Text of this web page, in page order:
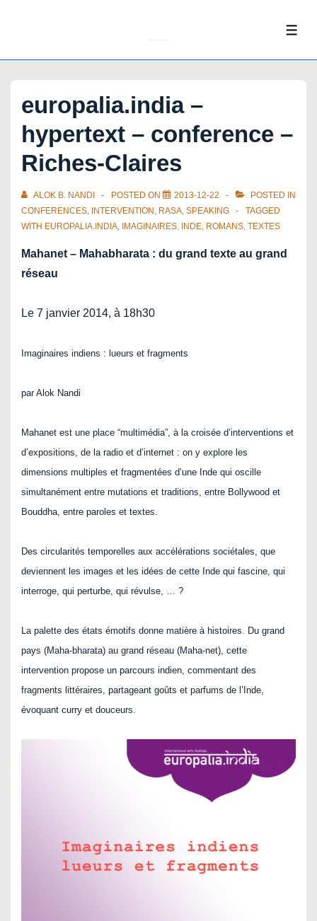
europalia.india –
hypertext – conference –
Riches-Claires
ALOK B. NANDI POSTED ON 2013-12-22
POSTED IN
CONFERENCES, INTERVENTION , RASA, SPEAKING
TAGGED
WITH EUROPALIA.INDIA, IMAGINAIRES, INDE, ROMANS, TEXTES
Mahanet – Mahabharata : du grand texte au grand
réseau
Le 7 janvier 2014, à 18h30
Imaginaires indiens : lueurs et fragments
par Alok Nandi
Mahanet est une place “multimédia”, à la croisée d’interventions et
d’expositions, de la radio et d’internet : on y explore les
dimensions multiples et fragmentées d’une Inde qui oscille
simultanément entre mutations et traditions, entre Bollywood et
Bouddha, entre paroles et textes.
Des circularités temporelles aux accélérations sociétales, que
deviennent les images et les idées de cette Inde qui fascine, qui
interroge, qui perturbe, qui révulse, … ?
La palette des états émotifs donne matière à histoires. Du grand
pays (Maha-bharata) au grand réseau (Maha-net), cette
intervention propose un parcours indien, commentant des
fragments littéraires, partageant goûts et parfums de l’Inde,
évoquant curry et douceurs.